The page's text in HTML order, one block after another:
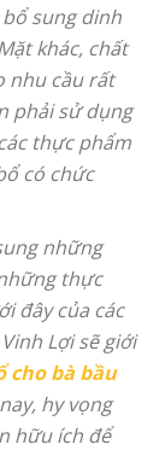
sung dinh
khác, chất
nhu cầu rất
phải sử dụng
thực phẩm
có chức
những
thực
đây của các
Lợi sẽ giới
cho bà bầu
hy vọng
hữu ích để